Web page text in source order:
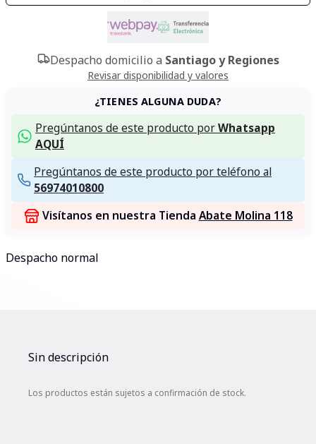
Despacho domicilio a Santiago y Regiones
Revisar disponibilidad y valores
¿TIENES ALGUNA DUDA?
Pregúntanos de este producto porWhatsapp
AQUÍ
Pregúntanos de este producto por teléfono al
56974010800
Visítanos en nuestra Tienda Abate Molina 118
Despacho normal
Sin descripción
Los productos están sujetos a confirmación de stock.